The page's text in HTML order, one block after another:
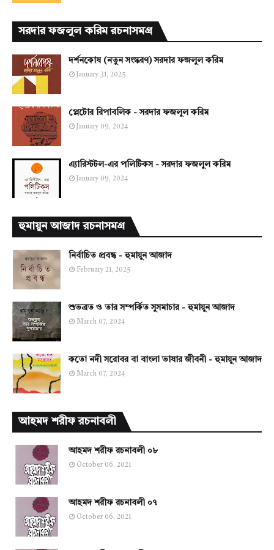
সরদার ফজলুল করিম রচনাসমগ্র
দর্শনকোষ (নতুন সংস্করণ) সরদার ফজলুল করিম
January 31, 2025
প্লেটোর রিপাবলিক - সরদার ফজলুল করিম
January 09, 2024
এ্যারিস্টটল-এর পলিটিকস - সরদার ফজলুল করিম
January 09, 2024
হুমায়ুন আজাদ রচনাসমগ্র
নির্বাচিত প্রবন্ধ - হুমায়ুন আজাদ
February 21, 2025
শুভব্রত ও তার সম্পর্কিত সুসমাচার - হুমায়ুন আজাদ
March 07, 2024
কতো নদী সরোবর বা বাংলা ভাষার জীবনী - হুমায়ুন আজাদ
March 07, 2024
আহমদ শরীফ রচনাবলী
আহমদ শরীফ রচনাবলী ০৮
October 06, 2021
আহমদ শরীফ রচনাবলী ০৭
October 06, 2021